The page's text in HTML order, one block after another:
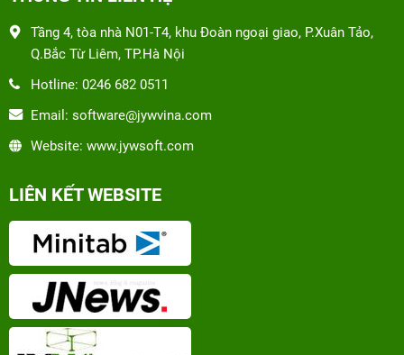
Tầng 4, tòa nhà N01-T4, khu Đoàn ngoại giao, P.Xuân Tảo,
Q.Bắc Từ Liêm, TP.Hà Nội
Hotline: 0246 682 0511
Email: software@jywvina.com
Website: www.jywsoft.com
LIÊN KẾT WEBSITE